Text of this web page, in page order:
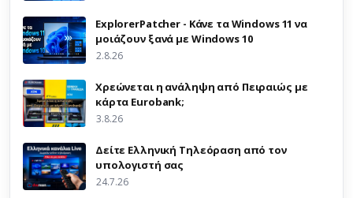
ExplorerPatcher - Κάνε τα Windows 11 να
μοιάζουν ξανά με Windows 10
2.8.26
Χρεώνεται η ανάληψη από Πειραιώς με
κάρτα Eurobank;
3.8.26
Δείτε Ελληνική Τηλεόραση από τον
υπολογιστή σας
24.7.26